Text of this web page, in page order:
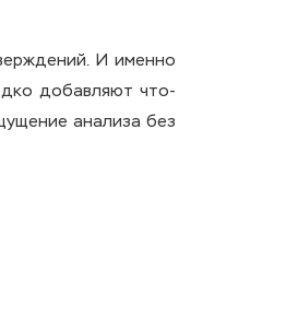
И именно
добавляют что-
анализа без